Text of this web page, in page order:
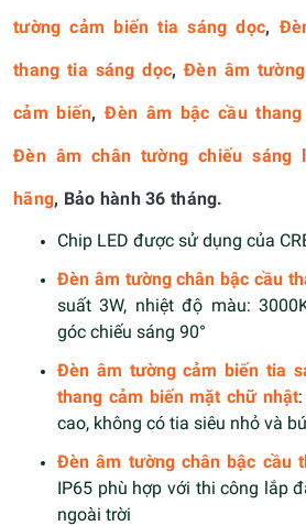
tường cảm biến tia sáng dọc,
thang tia sáng dọc, Đèn âm
cảm biến,Đèn âm bậc cầu
Đèn âm chân tường chiếu sáng
hãng, Bảo hành 36 tháng.
Chip LED được sử dụng của
Đèn âm tường chân bậc cầu
suất 3W, nhiệt độ màu:
góc chiếu sáng 90°
Đèn âm tường cảm biến tia
thang cảm biến mặt chữ nhật
cao, không có tia siêu nhỏ và
Đèn âm tường chân bậc cầu
IP65 phù hợp với thi công lắp
ngoài trời